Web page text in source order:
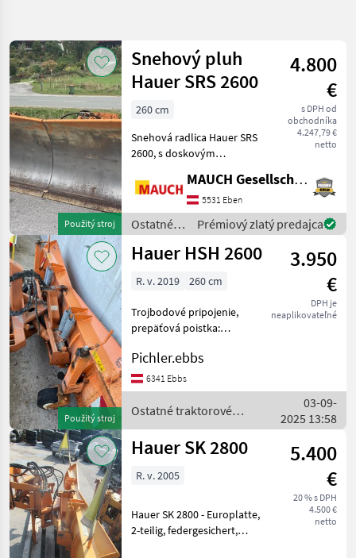
Použitý stroj
Snehový pluh
Hauer SRS 2600
4.800
€
s DPH od
obchodníka
4.247,79 €
netto
260 cm
Snehová radlica Hauer SRS
2600, s doskovým
kolieskami, oceľová
Eben im Pongau. Teším sa,
že vám v Eben,
MAUCH Gesellschaft m.b.H. & Co.KG, Eben
5531 Eben
Ostatné
traktorové
komponenty
Prémiový zlatý predajca
Použitý stroj
Hauer HSH 2600
3.950
€
DPH je
neaplikovateľné
R. v. 2019 260 cm
Trojbodové pripojenie,
prepäťová poistka:
rezné hrany: Rezné hrany z
ocele, úprava: hydraulický, :
Trojbodové pripojenie
Ostatné traktorové ko
Pichler.ebbs
6341 Ebbs
Ostatné traktorové
komponenty / Hauer
03-09-
2025 13:58
Hauer SK 2800
5.400
€
20 % s DPH
4.500 €
netto
R. v. 2005
Hauer SK 2800 - Europlatte,
2-teilig, federgesichert,